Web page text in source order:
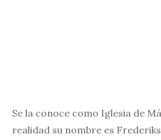
Se la conoce como Iglesia de
realidad su nombre es